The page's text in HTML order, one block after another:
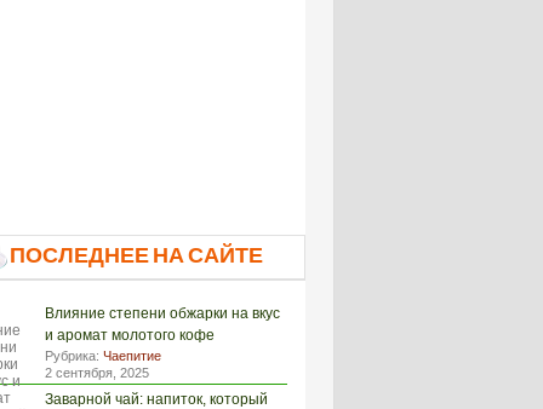
ПОСЛЕДНЕЕ НА САЙТЕ
Влияние степени обжарки на вкус
и аромат молотого кофе
Рубрика: Чаепитие
2 сентября, 2025
Заварной чай: напиток, который